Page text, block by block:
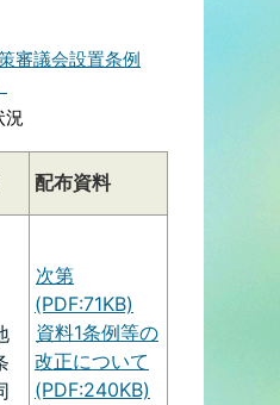
審議会設置条例
配布資料
次第
(PDF:71KB)
資料1条例等の
改正について
(PDF:240KB)